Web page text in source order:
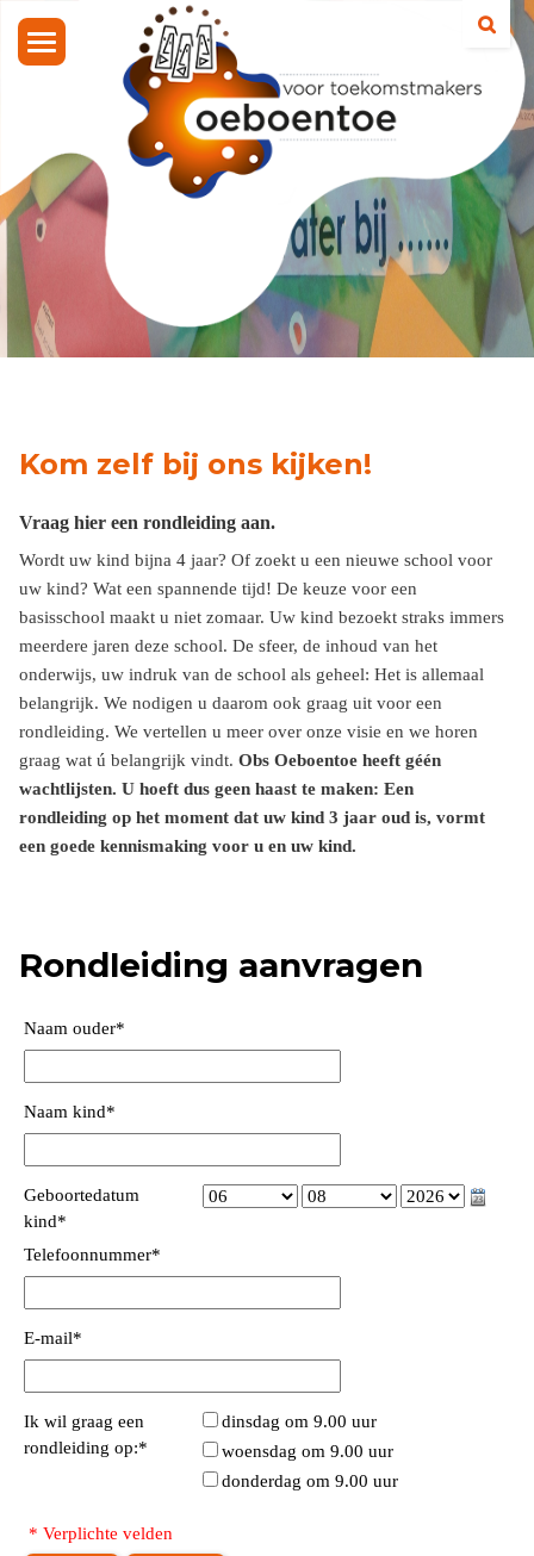
Toggle
navigation
Kom zelf bij ons kijken!
Vraag hier een rondleiding aan.
Wordt uw kind bijna 4 jaar? Of zoekt u een nieuwe school voor
uw kind? Wat een spannende tijd! De keuze voor een
basisschool maakt u niet zomaar. Uw kind bezoekt straks immers
meerdere jaren deze school. De sfeer, de inhoud van het
onderwijs, uw indruk van de school als geheel: Het is allemaal
belangrijk. We nodigen u daarom ook graag uit voor een
rondleiding. We vertellen u meer over onze visie en we horen
graag wat ú belangrijk vindt. Obs Oeboentoe heeft géén
wachtlijsten. U hoeft dus geen haast te maken: Een
rondleiding op het moment dat uw kind 3 jaar oud is, vormt
een goede kennismaking voor u en uw kind.
Rondleiding aanvragen
Naam ouder*
Naam kind*
Geboortedatum
kind*
Telefoonnummer*
E-mail*
Ik wil graag een
rondleiding op:*
dinsdag om 9.00 uur
woensdag om 9.00 uur
donderdag om 9.00 uur
* Verplichte velden